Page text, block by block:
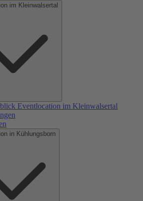
im Kleinwalsertal
Eventlocation im Kleinwalsertal
in Kühlungsborn